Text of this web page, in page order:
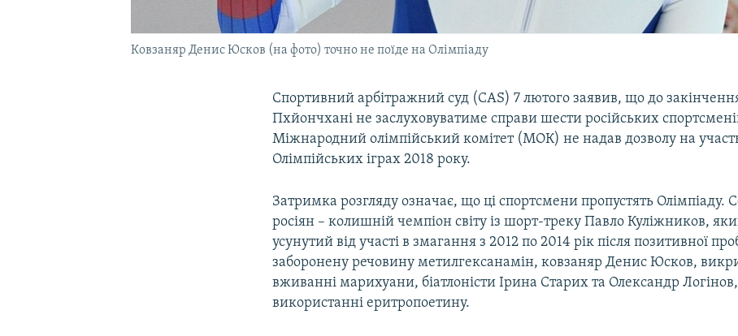
Ковзаняр Денис Юсков (на фото) точно не поїде на Олімпіаду
Спортивний арбітражний суд (CAS) 7 лютого заявив, що до
Пхйончхані не заслуховуватиме справи шести російських
Міжнародний олімпійський комітет (МОК) не надав дозволу на
Олімпійських іграх 2018 року.
Затримка розгляду означає, що ці спортсмени пропустять Олімпіаду.
росіян – колишній чемпіон світу із шорт-треку Павло Куліжников,
усунутий від участі в змагання з 2012 по 2014 рік після позитивної
заборонену речовину метилгексанамін, ковзаняр Денис Юсков,
вживанні марихуани, біатлоністи Ірина Старих та Олександр
використанні еритропоетину.